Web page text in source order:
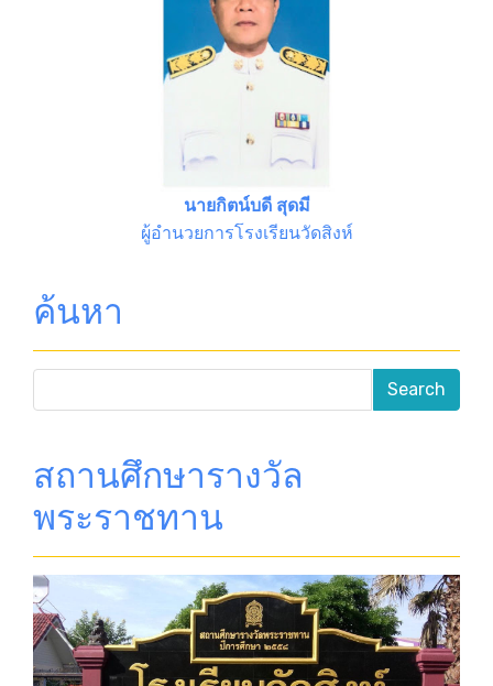
นายกิตน์บดี สุดมี
ผู้อำนวยการโรงเรียนวัดสิงห์
ค้นหา
สถานศึกษารางวัล
พระราชทาน